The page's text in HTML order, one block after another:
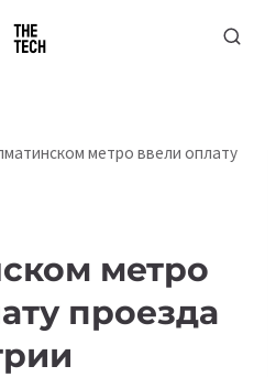
метро ввели оплату
метро
проезда